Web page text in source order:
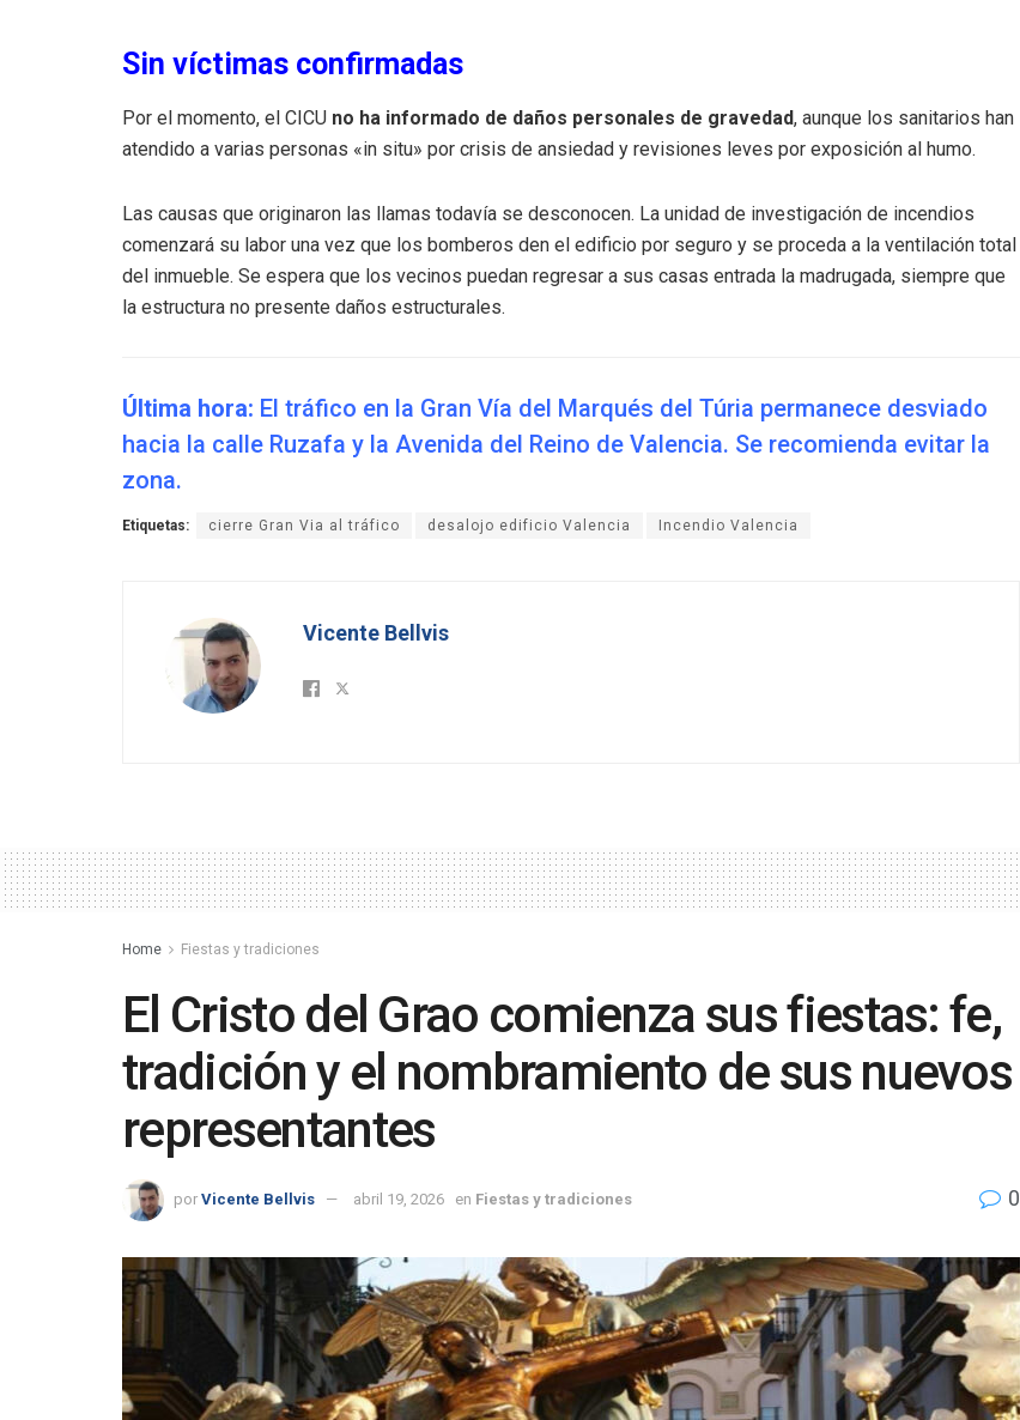
Sin víctimas confirmadas
Por el momento, el CICU no ha informado de daños personales de gravedad, aunque los sanitarios han
atendido a varias personas «in situ» por crisis de ansiedad y revisiones leves por exposición al humo.
Las causas que originaron las llamas todavía se desconocen. La unidad de investigación de incendios
comenzará su labor una vez que los bomberos den el edificio por seguro y se proceda a la ventilación total
del inmueble. Se espera que los vecinos puedan regresar a sus casas entrada la madrugada, siempre que
la estructura no presente daños estructurales.
Última hora: El tráfico en la Gran Vía del Marqués del Túria permanece desviado
hacia la calle Ruzafa y la Avenida del Reino de Valencia. Se recomienda evitar la
zona.
Etiquetas: cierre Gran Via al tráfico desalojo edificio Valencia Incendio Valencia
Vicente Bellvis
Home Fiestas y tradiciones
El Cristo del Grao comienza sus fiestas: fe,
tradición y el nombramiento de sus nuevos
representantes
por Vicente Bellvis abril 19, 2026 en Fiestas y tradiciones 0